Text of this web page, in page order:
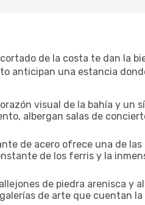
de la costa te dan la
anticipan una estancia
visual de la bahía y un
albergan salas de
de acero ofrece una de
de los ferris y la
de piedra arenisca y
de arte que cuentan